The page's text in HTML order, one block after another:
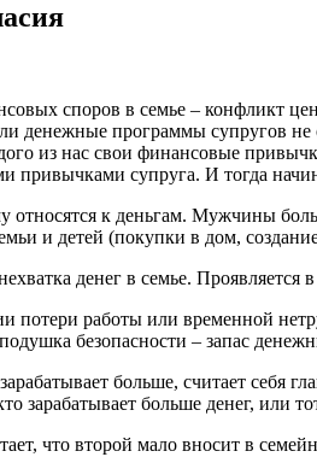
споров в семье – конфликт
программы супругов не
из нас свои финансовые
привычками супруга. И тогда
к деньгам. Мужчины
и детей (покупки в дом,
денег в семье.
потери работы или временной
безопасности – запас
больше, считает себя
зарабатывает больше денег, или
что второй мало вносит в